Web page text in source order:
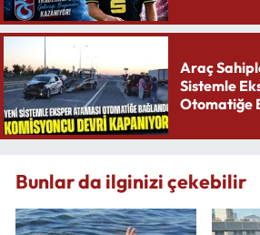
Araç
Sistemle
Otomatiğe
Bunlar da ilginizi çekebilir